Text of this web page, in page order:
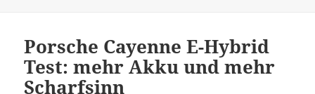
Porsche Cayenne E-Hybrid
Test: mehr Akku und mehr
Scharfsinn